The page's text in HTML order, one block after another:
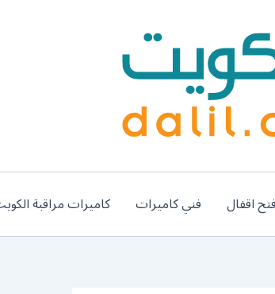
فتح اقفال فني كاميرات كاميرات مراقبة